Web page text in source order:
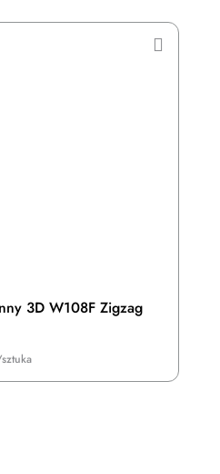
3D W108F Zigzag